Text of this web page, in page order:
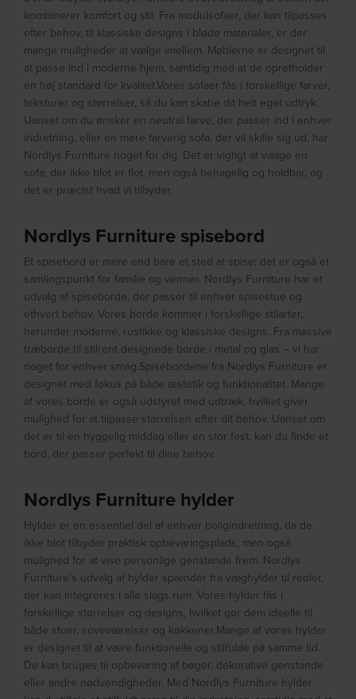
kombinerer komfort og stil. Fra modulsofaer, der kan tilpasses
efter behov, til klassiske designs i bløde materialer, er der
mange muligheder at vælge imellem. Møblerne er designet til
at passe ind i moderne hjem, samtidig med at de opretholder
en høj standard for kvalitet.Vores sofaer fås i forskellige farver,
teksturer og størrelser, så du kan skabe dit helt eget udtryk.
Uanset om du ønsker en neutral farve, der passer ind i enhver
indretning, eller en mere farverig sofa, der vil skille sig ud, har
Nordlys Furniture noget for dig. Det er vigtigt at vælge en
sofa, der ikke blot er flot, men også behagelig og holdbar, og
det er præcist hvad vi tilbyder.
Nordlys Furniture spisebord
Et spisebord er mere end bare et sted at spise; det er også et
samlingspunkt for familie og venner. Nordlys Furniture har et
udvalg af spiseborde, der passer til enhver spisestue og
ethvert behov. Vores borde kommer i forskellige stilarter,
herunder moderne, rustikke og klassiske designs. Fra massive
træborde til stilrent designede borde i metal og glas – vi har
noget for enhver smag.Spisebordene fra Nordlys Furniture er
designet med fokus på både æstetik og funktionalitet. Mange
af vores borde er også udstyret med udtræk, hvilket giver
mulighed for at tilpasse størrelsen efter dit behov. Uanset om
det er til en hyggelig middag eller en stor fest, kan du finde et
bord, der passer perfekt til dine behov.
Nordlys Furniture hylder
Hylder er en essentiel del af enhver boligindretning, da de
ikke blot tilbyder praktisk opbevaringsplads, men også
mulighed for at vise personlige genstande frem. Nordlys
Furniture’s udvalg af hylder spænder fra væghylder til reoler,
der kan integreres i alle slags rum. Vores hylder fås i
forskellige størrelser og designs, hvilket gør dem ideelle til
både stuer, soveværelser og køkkener.Mange af vores hylder
er designet til at være funktionelle og stilfulde på samme tid.
De kan bruges til opbevaring af bøger, dekorative genstande
eller andre nødvendigheder. Med Nordlys Furniture hylder